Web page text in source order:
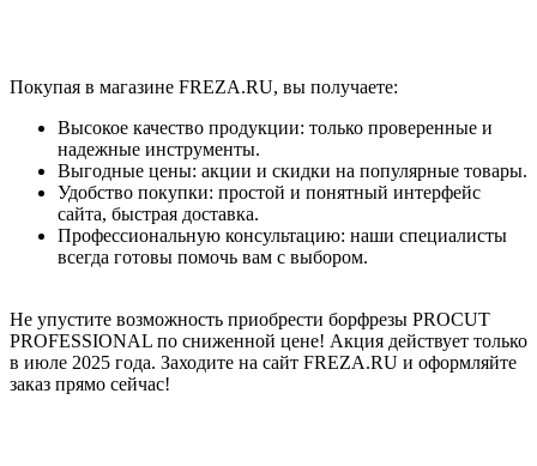
Покупая в магазине FREZA.RU, вы получаете:
Высокое качество продукции: только проверенные и
надежные инструменты.
Выгодные цены: акции и скидки на популярные товары.
Удобство покупки: простой и понятный интерфейс
сайта, быстрая доставка.
Профессиональную консультацию: наши специалисты
всегда готовы помочь вам с выбором.
Не упустите возможность приобрести борфрезы PROCUT
PROFESSIONAL по сниженной цене! Акция действует только
в июле 2025 года. Заходите на сайт FREZA.RU и оформляйте
заказ прямо сейчас!